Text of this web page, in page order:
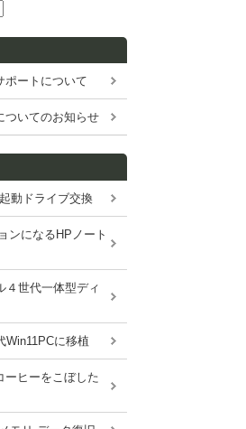
ポートについて
ついてのお知らせ
動ドライブ交換
ンになるHPノート
４世代一体型ディ
Win11PCに移植
ヒーをこぼした